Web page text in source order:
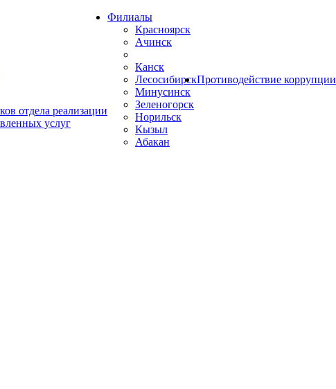
отдела реализации
услуг
Филиалы
Красноярск
Ачинск
Канск
Лесосибирск
Минусинск
Зеленогорск
Норильск
Кызыл
Абакан
Противодействие коррупции